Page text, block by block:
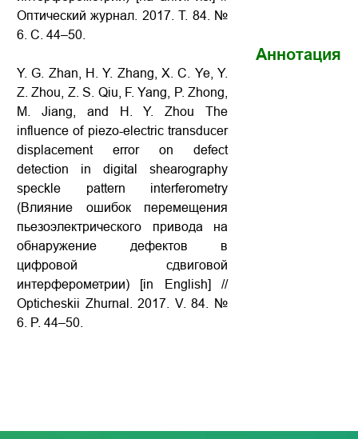
Оптический журнал. 2017. Т. 84. №
6. С. 44–50.
Y. G. Zhan, H. Y. Zhang, X. C. Ye, Y.
Z. Zhou, Z. S. Qiu, F. Yang, P. Zhong,
M. Jiang, and H. Y. Zhou The
influence of piezo-electric transducer
displacement error on defect
detection in digital shearography
speckle pattern interferometry
(Влияние ошибок перемещения
пьезоэлектрического привода на
обнаружение дефектов в
цифровой сдвиговой
интерферометрии) [in English] //
Opticheskii Zhurnal. 2017. V. 84. №
6. P. 44–50.
Аннотация